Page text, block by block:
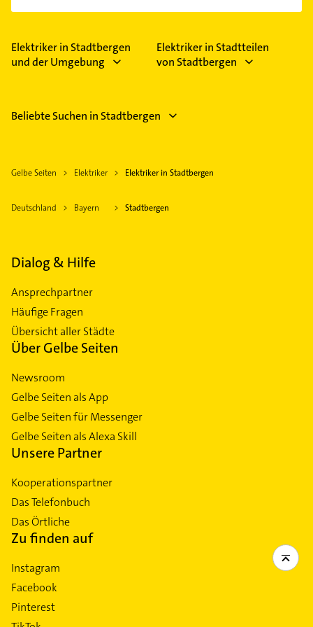
Elektriker in Stadtbergen
und der Umgebung
Elektriker in Stadtteilen
von Stadtbergen
Beliebte Suchen in Stadtbergen
Gelbe Seiten Elektriker Elektriker in Stadtbergen
Deutschland Bayern Stadtbergen
Dialog & Hilfe
Ansprechpartner
Häufige Fragen
Übersicht aller Städte
Über Gelbe Seiten
Newsroom
Gelbe Seiten als App
Gelbe Seiten für Messenger
Gelbe Seiten als Alexa Skill
Unsere Partner
Kooperationspartner
Das Telefonbuch
Das Örtliche
Zu finden auf
Instagram
Facebook
Pinterest